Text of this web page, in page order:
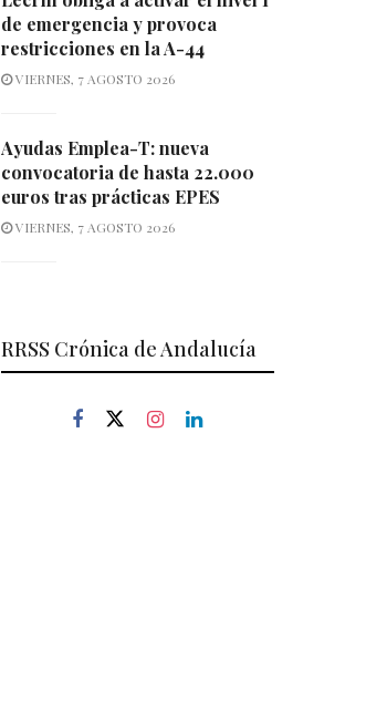
de emergencia y provoca
restricciones en la A-44
VIERNES, 7 AGOSTO 2026
Ayudas Emplea-T: nueva
convocatoria de hasta 22.000
euros tras prácticas EPES
VIERNES, 7 AGOSTO 2026
RRSS Crónica de Andalucía